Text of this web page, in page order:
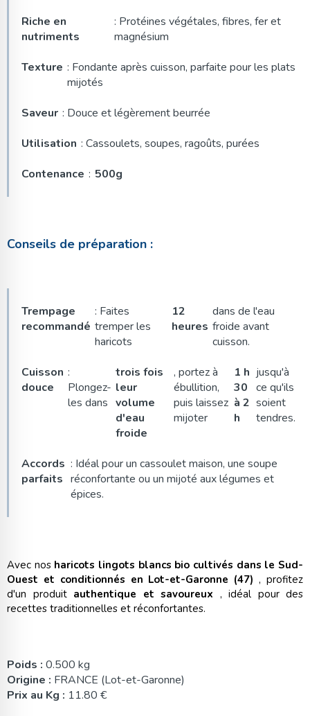
Riche en
nutriments
: Protéines végétales, fibres, fer et
magnésium
Texture : Fondante après cuisson, parfaite pour les plats
mijotés
Saveur : Douce et légèrement beurrée
Utilisation : Cassoulets, soupes, ragoûts, purées
Contenance : 500g
Conseils de préparation :
Trempage
recommandé
: Faites
tremper les
haricots
12
heures
dans de l'eau
froide avant
cuisson.
Cuisson
douce
:
Plongez-
les dans
trois fois
leur
volume
d'eau
froide
, portez à
ébullition,
puis laissez
mijoter
1 h
30
à 2
h
jusqu'à
ce qu'ils
soient
tendres.
Accords
parfaits
: Idéal pour un cassoulet maison, une soupe
réconfortante ou un mijoté aux légumes et
épices.
Avec nos haricots lingots blancs bio cultivés dans le Sud-
Ouest et conditionnés en Lot-et-Garonne (47) , profitez
d'un produit authentique et savoureux , idéal pour des
recettes traditionnelles et réconfortantes.
Poids : 0.500 kg
Origine : FRANCE (Lot-et-Garonne)
Prix au Kg : 11.80 €